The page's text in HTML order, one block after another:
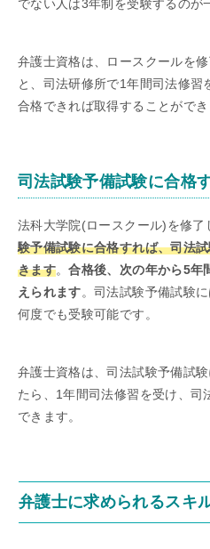
でない人は3年制を受験するのが
弁護士資格は、ロースクールを
と、司法研修所で1年間司法修習
合格できれば取得することができ
司法試験予備試験に合格
法科大学院(ロースクール)を修了
験予備試験に合格すれば、司法
きます。合格後、次の年から5年
えられます。司法試験予備試験
何度でも受験可能です。
弁護士資格は、司法試験予備試
たら、1年間司法修習を受け、司
できます。
弁護士に求められるスキ